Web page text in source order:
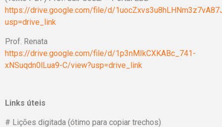
https://drive.google.com/file/d/
usp=drive_link
Prof. Renata
https://drive.google.com/file/d/1p3nMIkCXKABc_741-
xNSuqdn0lLua9-C/view?usp=drive_link
Links úteis
# Lições digitada (ótimo para copiar trechos)